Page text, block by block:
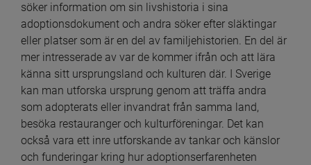
söker information om sin livshistoria i sina
adoptionsdokument och andra söker efter släktingar
eller platser som är en del av familjehistorien. En del är
mer intresserade av var de kommer ifrån och att lära
känna sitt ursprungsland och kulturen där. I Sverige
kan man utforska ursprung genom att träffa andra
som adopterats eller invandrat från samma land,
besöka restauranger och kulturföreningar. Det kan
också vara ett inre utforskande av tankar och känslor
och funderingar kring hur adoptionserfarenheten